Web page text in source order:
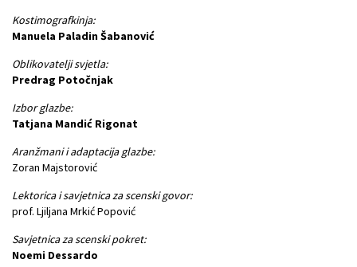
Kostimografkinja:
Manuela Paladin Šabanović
Oblikovatelji svjetla:
Predrag Potočnjak
Izbor glazbe:
Tatjana Mandić Rigonat
Aranžmani i adaptacija glazbe:
Zoran Majstorović
Lektorica i savjetnica za scenski govor:
prof. Ljiljana Mrkić Popović
Savjetnica za scenski pokret:
Noemi Dessardo